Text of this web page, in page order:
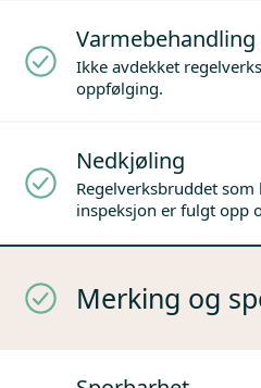
Varmebehandling
Ikke avdekket
oppfølging.
Nedkjøling
Regelverksbruddet
inspeksjon er fulgt opp
Merking og